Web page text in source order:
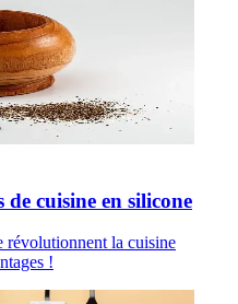
de cuisine en silicone
révolutionnent la cuisine
!